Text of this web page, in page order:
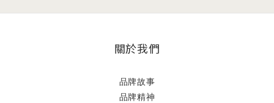
關於我們
品牌故事
品牌精神